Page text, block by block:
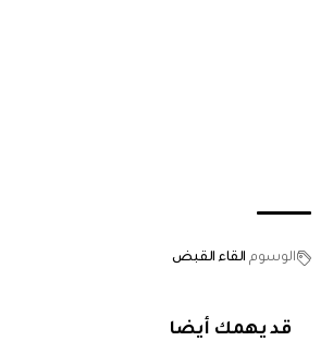
الوسوم القاء القبض
قد يهمك أيضا